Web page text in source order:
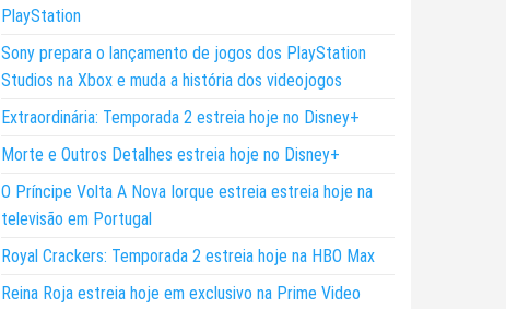
PlayStation
Sony prepara o lançamento de jogos dos PlayStation
Studios na Xbox e muda a história dos videojogos
Extraordinária: Temporada 2 estreia hoje no Disney+
Morte e Outros Detalhes estreia hoje no Disney+
O Príncipe Volta A Nova Iorque estreia estreia hoje na
televisão em Portugal
Royal Crackers: Temporada 2 estreia hoje na HBO Max
Reina Roja estreia hoje em exclusivo na Prime Video